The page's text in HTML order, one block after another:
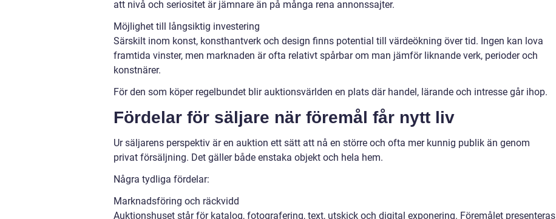
att nivå och seriositet är jämnare än på många rena annonssajter.
Möjlighet till långsiktig investering
Särskilt inom konst, konsthantverk och design finns potential till värdeökning över tid. Ingen kan lova
framtida vinster, men marknaden är ofta relativt spårbar om man jämför liknande verk, perioder och
konstnärer.
För den som köper regelbundet blir auktionsvärlden en plats där handel, lärande och intresse går ihop.
Fördelar för säljare när föremål får nytt liv
Ur säljarens perspektiv är en auktion ett sätt att nå en större och ofta mer kunnig publik än genom
privat försäljning. Det gäller både enstaka objekt och hela hem.
Några tydliga fördelar:
Marknadsföring och räckvidd
Auktionshuset står för katalog, fotografering, text, utskick och digital exponering. Föremålet presenteras